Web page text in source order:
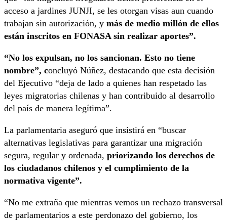
acceso a jardines JUNJI, se les otorgan visas aun cuando
trabajan sin autorización, y más de medio millón de ellos
están inscritos en FONASA sin realizar aportes”.
“No los expulsan, no los sancionan. Esto no tiene
nombre”, concluyó Núñez, destacando que esta decisión
del Ejecutivo “deja de lado a quienes han respetado las
leyes migratorias chilenas y han contribuido al desarrollo
del país de manera legítima”.
La parlamentaria aseguró que insistirá en “buscar
alternativas legislativas para garantizar una migración
segura, regular y ordenada, priorizando los derechos de
los ciudadanos chilenos y el cumplimiento de la
normativa vigente”.
“No me extraña que mientras vemos un rechazo transversal
de parlamentarios a este perdonazo del gobierno, los